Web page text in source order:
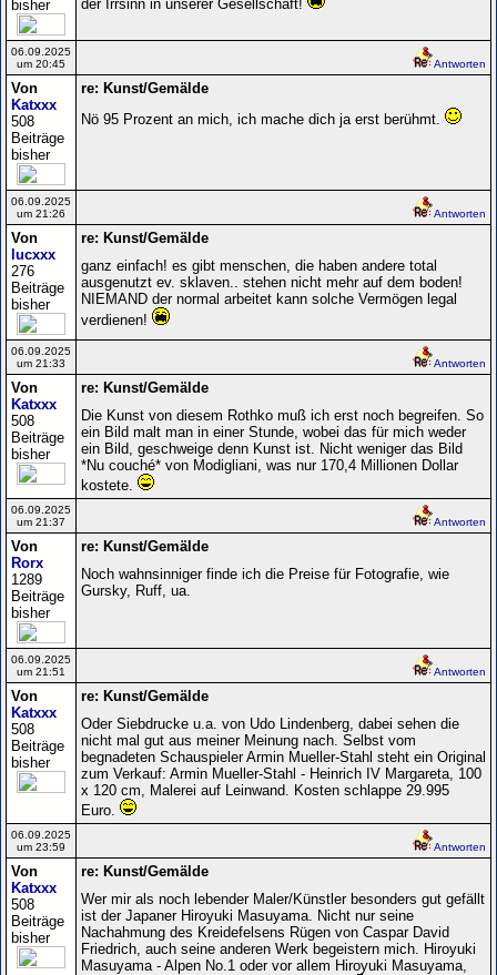
bisher
der Irrsinn in unserer Gesellschaft!
06.09.2025
um 20:45
Antworten
Von
Katxxx
508
Beiträge
bisher
re: Kunst/Gemälde
Nö 95 Prozent an mich, ich mache dich ja erst berühmt.
06.09.2025
um 21:26
Antworten
Von
lucxxx
276
Beiträge
bisher
re: Kunst/Gemälde
ganz einfach! es gibt menschen, die haben andere total
ausgenutzt ev. sklaven.. stehen nicht mehr auf dem boden!
NIEMAND der normal arbeitet kann solche Vermögen legal
verdienen!
06.09.2025
um 21:33
Antworten
Von
Katxxx
508
Beiträge
bisher
re: Kunst/Gemälde
Die Kunst von diesem Rothko muß ich erst noch begreifen. So
ein Bild malt man in einer Stunde, wobei das für mich weder
ein Bild, geschweige denn Kunst ist. Nicht weniger das Bild
*Nu couché* von Modigliani, was nur 170,4 Millionen Dollar
kostete.
06.09.2025
um 21:37
Antworten
Von
Rorx
1289
Beiträge
bisher
re: Kunst/Gemälde
Noch wahnsinniger finde ich die Preise für Fotografie, wie
Gursky, Ruff, ua.
06.09.2025
um 21:51
Antworten
Von
Katxxx
508
Beiträge
bisher
re: Kunst/Gemälde
Oder Siebdrucke u.a. von Udo Lindenberg, dabei sehen die
nicht mal gut aus meiner Meinung nach. Selbst vom
begnadeten Schauspieler Armin Mueller-Stahl steht ein Original
zum Verkauf: Armin Mueller-Stahl - Heinrich IV Margareta, 100
x 120 cm, Malerei auf Leinwand. Kosten schlappe 29.995
Euro.
06.09.2025
um 23:59
Antworten
Von
Katxxx
508
Beiträge
bisher
re: Kunst/Gemälde
Wer mir als noch lebender Maler/Künstler besonders gut gefällt
ist der Japaner Hiroyuki Masuyama. Nicht nur seine
Nachahmung des Kreidefelsens Rügen von Caspar David
Friedrich, auch seine anderen Werk begeistern mich. Hiroyuki
Masuyama - Alpen No.1 oder vor allem Hiroyuki Masuyama,